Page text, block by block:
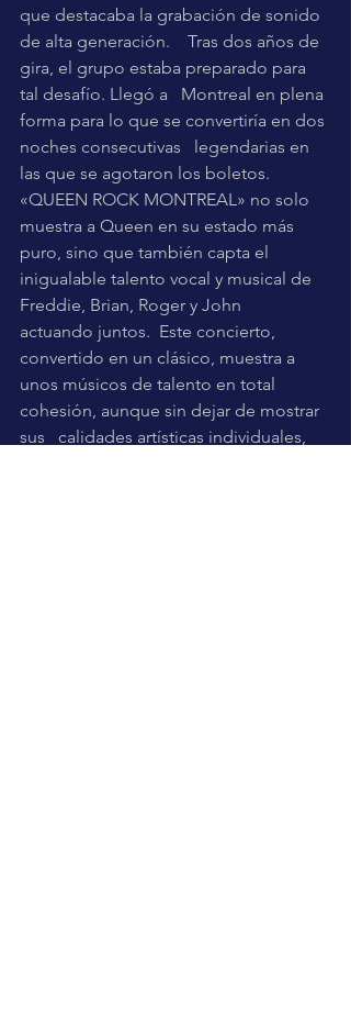
que destacaba la grabación de sonido
de alta generación.    Tras dos años de
gira, el grupo estaba preparado para
tal desafío. Llegó a   Montreal en plena
forma para lo que se convertiría en dos
noches consecutivas   legendarias en
las que se agotaron los boletos.
«QUEEN ROCK MONTREAL» no solo
muestra a Queen en su estado más
puro, sino que también capta el
inigualable talento vocal y musical de
Freddie, Brian, Roger y John
actuando juntos.  Este concierto,
convertido en un clásico, muestra a
unos músicos de talento en total
cohesión, aunque sin dejar de mostrar
sus   calidades artísticas individuales,